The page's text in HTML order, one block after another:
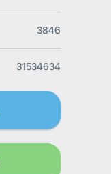
3846
31534634